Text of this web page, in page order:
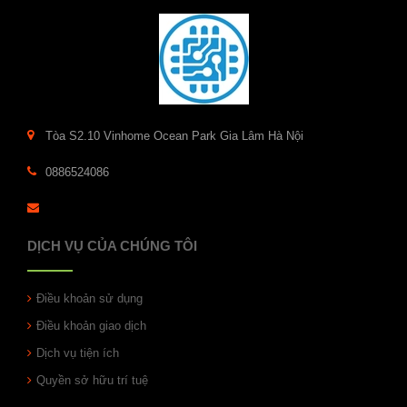
Tòa S2.10 Vinhome Ocean Park Gia Lâm Hà Nội
0886524086
DỊCH VỤ CỦA CHÚNG TÔI
Điều khoản sử dụng
Điều khoản giao dịch
Dịch vụ tiện ích
Quyền sở hữu trí tuệ